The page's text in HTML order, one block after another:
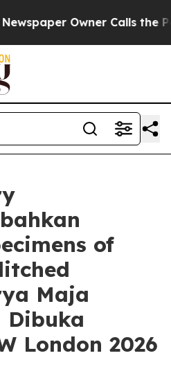
Owner Calls the
of
Maja
Dibuka
London 2026